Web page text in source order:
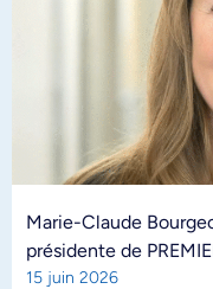
Marie-Claude
présidente de
15 juin 2026